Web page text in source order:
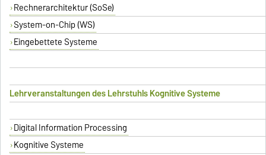
Rechnerarchitektur (SoSe)
System-on-Chip (WS)
Eingebettete Systeme
Lehrveranstaltungen des Lehrstuhls Kognitive Systeme
Digital Information Processing
Kognitive Systeme